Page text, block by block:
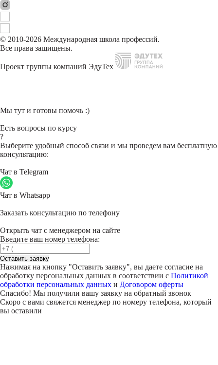
© 2010-2026 Международная школа профессий.
Все права защищены.
Проект группы компаний ЭдуТех
Мы тут и готовы помочь :)
Есть вопросы по курсу
?
Выберите удобный способ связи и мы проведем вам бесплатную
консультацию:
Чат в Telegram
Чат в Whatsapp
Заказать консультацию по телефону
Открыть чат с менеджером на сайте
Введите ваш номер телефона:
Оставить заявку
Нажимая на кнопку "Оставить заявку", вы даете согласие на
обработку персональных данных в соответствии с Политикой
обработки персональных данных и Договором оферты
Спасибо! Мы получили вашу заявку на обратный звонок
Скоро с вами свяжется менеджер по номеру телефона, который
вы оставили